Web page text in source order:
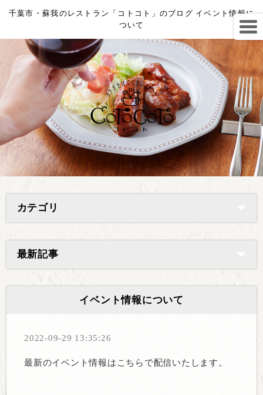
千葉市・蘇我のレストラン「コトコト」のブログ イベント情報に
ついて
カテゴリ
最新記事
イベント情報について
2022-09-29 13:35:26
最新のイベント情報はこちらで配信いたします。